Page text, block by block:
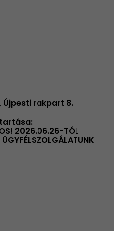
Újpesti rakpart 8.
2026.06.26-TÓL